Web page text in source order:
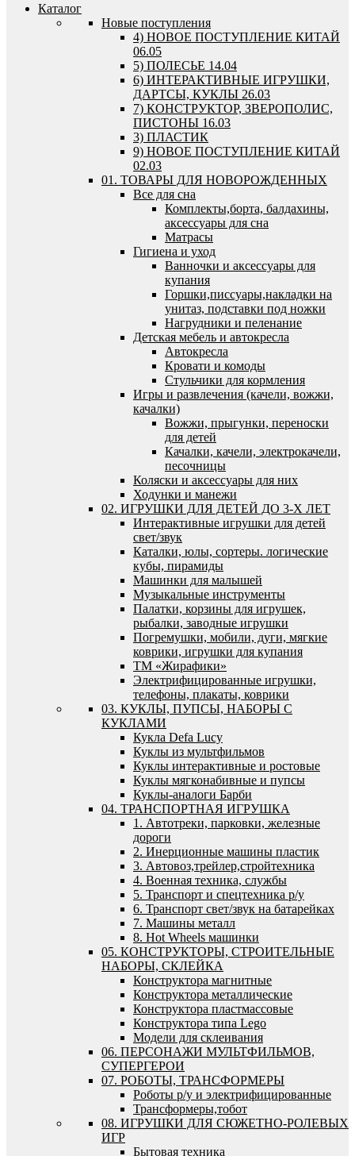
Каталог
Новые поступления
4) НОВОЕ ПОСТУПЛЕНИЕ КИТАЙ
06.05
5) ПОЛЕСЬЕ 14.04
6) ИНТЕРАКТИВНЫЕ ИГРУШКИ,
ДАРТСЫ, КУКЛЫ 26.03
7) КОНСТРУКТОР, ЗВЕРОПОЛИС,
ПИСТОНЫ 16.03
3) ПЛАСТИК
9) НОВОЕ ПОСТУПЛЕНИЕ КИТАЙ
02.03
01. ТОВАРЫ ДЛЯ НОВОРОЖДЕННЫХ
Все для сна
Комплекты,борта, балдахины,
аксессуары для сна
Матрасы
Гигиена и уход
Ванночки и аксессуары для
купания
Горшки,писсуары,накладки на
унитаз, подставки под ножки
Нагрудники и пеленание
Детская мебель и автокресла
Автокресла
Кровати и комоды
Стульчики для кормления
Игры и развлечения (качели, вожжи,
качалки)
Вожжи, прыгунки, переноски
для детей
Качалки, качели, электрокачели,
песочницы
Коляски и аксессуары для них
Ходунки и манежи
02. ИГРУШКИ ДЛЯ ДЕТЕЙ ДО 3-Х ЛЕТ
Интерактивные игрушки для детей
свет/звук
Каталки, юлы, сортеры. логические
кубы, пирамиды
Машинки для малышей
Музыкальные инструменты
Палатки, корзины для игрушек,
рыбалки, заводные игрушки
Погремушки, мобили, дуги, мягкие
коврики, игрушки для купания
ТМ «Жирафики»
Электрифицированные игрушки,
телефоны, плакаты, коврики
03. КУКЛЫ, ПУПСЫ, НАБОРЫ С
КУКЛАМИ
Кукла Defa Lucy
Куклы из мультфильмов
Куклы интерактивные и ростовые
Куклы мягконабивные и пупсы
Куклы-аналоги Барби
04. ТРАНСПОРТНАЯ ИГРУШКА
1. Автотреки, парковки, железные
дороги
2. Инерционные машины пластик
3. Автовоз,трейлер,стройтехника
4. Военная техника, службы
5. Транспорт и спецтехника р/у
6. Транспорт свет/звук на батарейках
7. Машины металл
8. Hot Wheels машинки
05. КОНСТРУКТОРЫ, СТРОИТЕЛЬНЫЕ
НАБОРЫ, СКЛЕЙКА
Конструктора магнитные
Конструктора металлические
Конструктора пластмассовые
Конструктора типа Lego
Модели для склеивания
06. ПЕРСОНАЖИ МУЛЬТФИЛЬМОВ,
СУПЕРГЕРОИ
07. РОБОТЫ, ТРАНСФОРМЕРЫ
Роботы р/у и электрифицированные
Трансформеры,тобот
08. ИГРУШКИ ДЛЯ СЮЖЕТНО-РОЛЕВЫХ
ИГР
Бытовая техника